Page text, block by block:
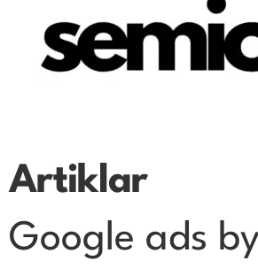
Artiklar
Google ads